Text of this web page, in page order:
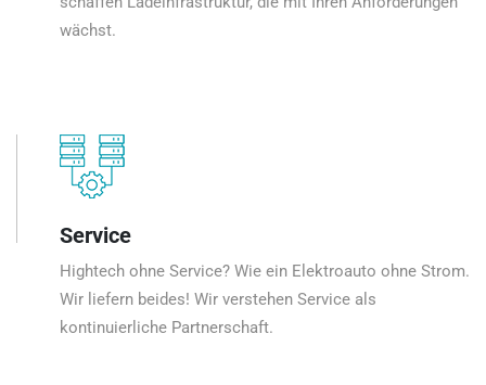
wächst.
Service
Hightech ohne Service? Wie ein Elektroauto ohne Strom.
Wir liefern beides! Wir verstehen Service als
kontinuierliche Partnerschaft.